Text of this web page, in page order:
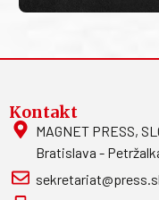
Kontakt
MAGNET PRESS,
Bratislava -